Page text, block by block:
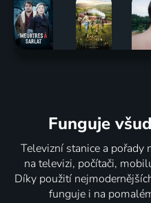
Funguje
Televizní stanice a pořady
na televizi, počítači,
Díky použití
funguje i na